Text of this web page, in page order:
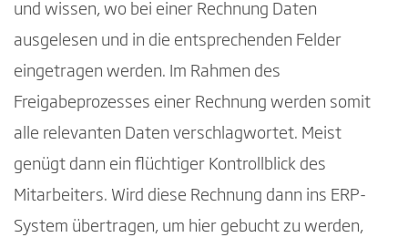
und wissen, wo bei einer Rechnung Daten
ausgelesen und in die entsprechenden Felder
eingetragen werden. Im Rahmen des
Freigabeprozesses einer Rechnung werden somit
alle relevanten Daten verschlagwortet. Meist
genügt dann ein flüchtiger Kontrollblick des
Mitarbeiters. Wird diese Rechnung dann ins ERP-
System übertragen, um hier gebucht zu werden,